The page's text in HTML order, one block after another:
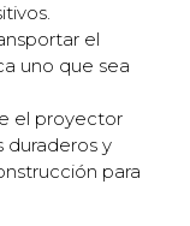
el
uno que sea
el proyector
duraderos y
para